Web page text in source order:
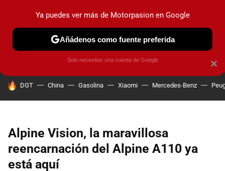
PRUEBAS COCHES ELÉCTRICOS OBSERVATORIO
HOY SE HABLA DE
DGT China Gasolina Xiaomi Mercedes-Benz
Alpine Vision, la maravillosa
reencarnación del Alpine A110 ya
está aquí
×
Ya puedes ver más de Motorpasion en Google
Añádenos como fuente preferida
Solo necesitas una cuenta de Google